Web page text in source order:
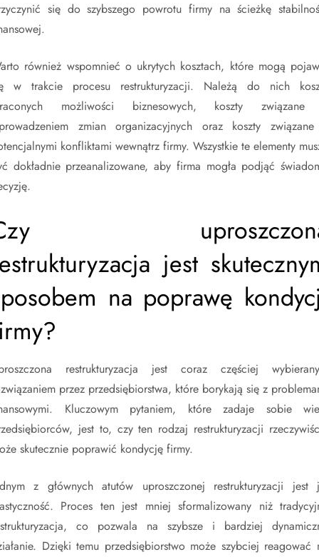
się do szybszego powrotu firmy na ścieżkę
również wspomnieć o ukrytych kosztach, które mogą
w trakcie procesu restrukturyzacji. Należą do nich
możliwości biznesowych, koszty
zmian organizacyjnych oraz koszty
konfliktami wewnątrz firmy. Wszystkie te elementy
dokładnie przeanalizowane, aby firma mogła podjąć
jest
na poprawę
restrukturyzacja jest coraz częściej
przez przedsiębiorstwa, które borykają się z
Kluczowym pytaniem, które zadaje sobie
jest to, czy ten rodzaj restrukturyzacji
skutecznie poprawić kondycję firmy.
z głównych atutów uproszczonej restrukturyzacji jest
Proces ten jest mniej sformalizowany niż
co pozwala na szybsze i bardziej
Dzięki temu przedsiębiorstwo może szybciej reagować